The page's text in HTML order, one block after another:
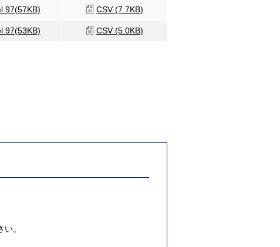
97(57KB) CSV (7.7KB)
97(53KB) CSV (5.0KB)
。